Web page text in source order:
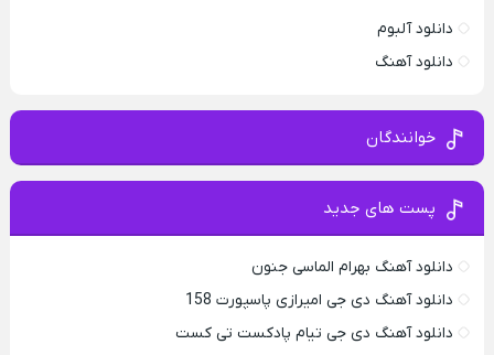
دانلود آلبوم
دانلود آهنگ
خوانندگان
پست های جدید
دانلود آهنگ بهرام الماسی جنون
دانلود آهنگ دی جی امیرازی پاسپورت 158
دانلود آهنگ دی جی تیام پادکست تی کست